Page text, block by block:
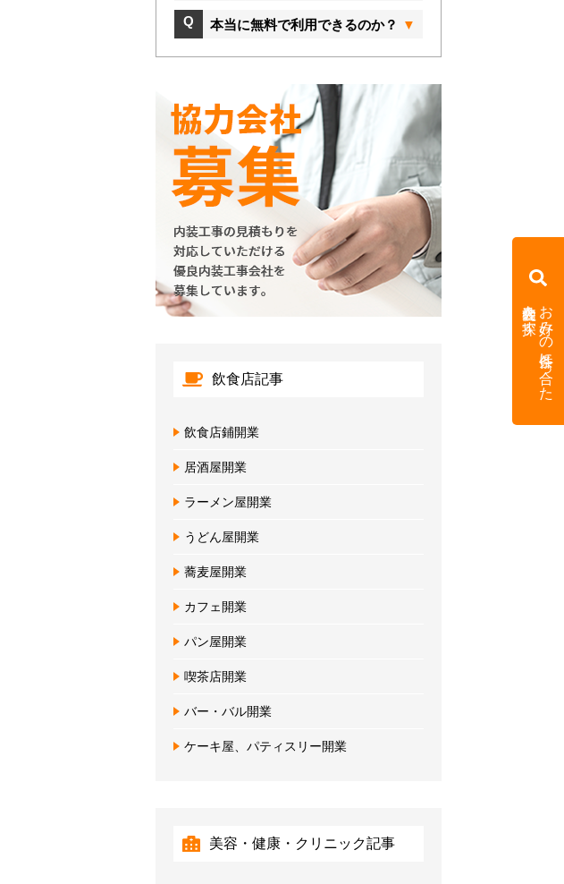
本当に無料で利用できるのか？
飲食店記事
飲食店鋪開業
居酒屋開業
ラーメン屋開業
うどん屋開業
蕎麦屋開業
カフェ開業
パン屋開業
喫茶店開業
バー・バル開業
ケーキ屋、パティスリー開業
美容・健康・クリニック記事
お好みの条件に合った
内装会社を探す